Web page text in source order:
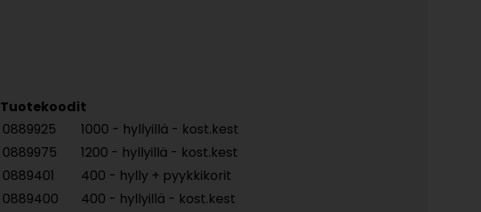
Tuotekoodit
0889925
1000 - hyllyillä - kost.kest
0889975
1200 - hyllyillä - kost.kest
0889401
400 - hylly + pyykkikorit
0889400
400 - hyllyillä - kost.kest